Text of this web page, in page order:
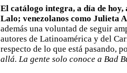
El catálogo integra, a día de hoy,
Lalo; venezolanos como Julieta
además una voluntad de seguir
autores de Latinoamérica y del
respecto de lo que está pasando,
allá. La gente solo conoce a Bad